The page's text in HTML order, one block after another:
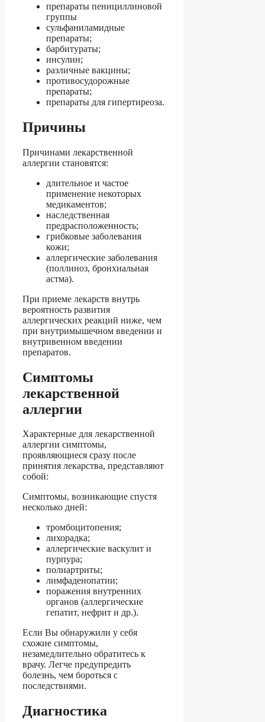
препараты пенициллиновой
группы
сульфаниламидные
препараты;
барбитураты;
инсулин;
различные вакцины;
противосудорожные
препараты;
препараты для гипертиреоза.
Причины
Причинами лекарственной
аллергии становятся:
длительное и частое
применение некоторых
медикаментов;
наследственная
предрасположенность;
грибковые заболевания
кожи;
аллергические заболевания
(поллиноз, бронхиальная
астма).
При приеме лекарств внутрь
вероятность развития
аллергических реакций ниже, чем
при внутримышечном введении и
внутривенном введении
препаратов.
Симптомы
лекарственной
аллергии
Характерные для лекарственной
аллергии симптомы,
проявляющиеся сразу после
принятия лекарства, представляют
собой:
Симптомы, возникающие спустя
несколько дней:
тромбоцитопения;
лихорадка;
аллергические васкулит и
пурпура;
полиартриты;
лимфаденопатии;
поражения внутренних
органов (аллергические
гепатит, нефрит и др.).
Если Вы обнаружили у себя
схожие симптомы,
незамедлительно обратитесь к
врачу. Легче предупредить
болезнь, чем бороться с
последствиями.
Диагностика